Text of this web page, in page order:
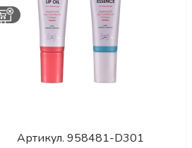
Артикул. 958481-D301